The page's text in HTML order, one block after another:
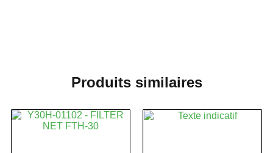
Produits similaires